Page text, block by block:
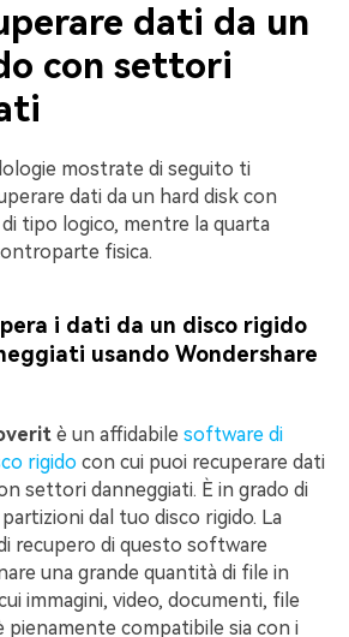
dati da un
con settori
mostrate di seguito ti
dati da un hard disk con
tipo logico, mentre la quarta
fisica.
i dati da un disco rigido
usando Wondershare
è un affidabile software di
rigido con cui puoi recuperare dati
settori danneggiati. È in grado di
dal tuo disco rigido. La
recupero di questo software
una grande quantità di file in
immagini, video, documenti, file
pienamente compatibile sia con i